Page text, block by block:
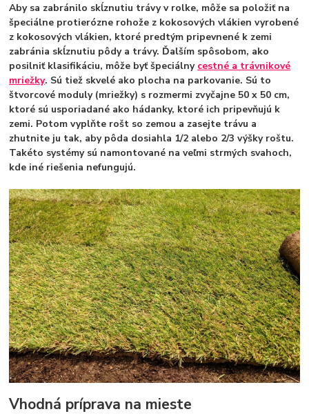
Aby sa zabránilo skĺznutiu trávy v rolke, môže sa položiť na
špeciálne protierózne rohože z kokosových vlákien vyrobené
z kokosových vlákien, ktoré predtým pripevnené k zemi
zabránia skĺznutiu pôdy a trávy. Ďalším spôsobom, ako
posilniť klasifikáciu, môže byť špeciálny cestné a trávnikové
mriežky. Sú tiež skvelé ako plocha na parkovanie. Sú to
štvorcové moduly (mriežky) s rozmermi zvyčajne 50 x 50 cm,
ktoré sú usporiadané ako hádanky, ktoré ich pripevňujú k
zemi. Potom vyplňte rošt so zemou a zasejte trávu a
zhutnite ju tak, aby pôda dosiahla 1/2 alebo 2/3 výšky roštu.
Takéto systémy sú namontované na veľmi strmých svahoch,
kde iné riešenia nefungujú.
Vhodná príprava na mieste